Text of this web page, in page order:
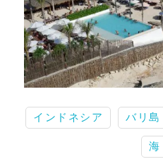
インドネシア バリ島
海